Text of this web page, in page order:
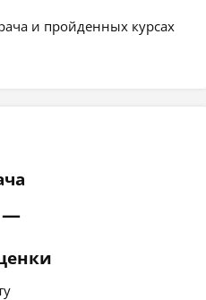
и пройденных курсах
—